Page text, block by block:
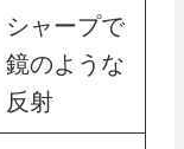
シャープで
鏡のような
反射